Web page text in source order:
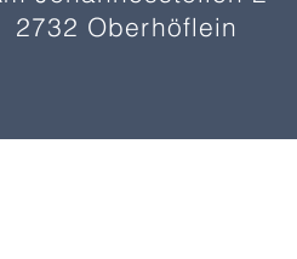
2732 Oberhöflein